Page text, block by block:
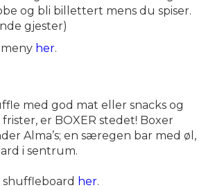
og bli billettert mens du spiser.
gjester)
her.
med god mat eller snacks og
er BOXER stedet! Boxer
Alma’s; en særegen bar med øl,
i sentrum.
her.